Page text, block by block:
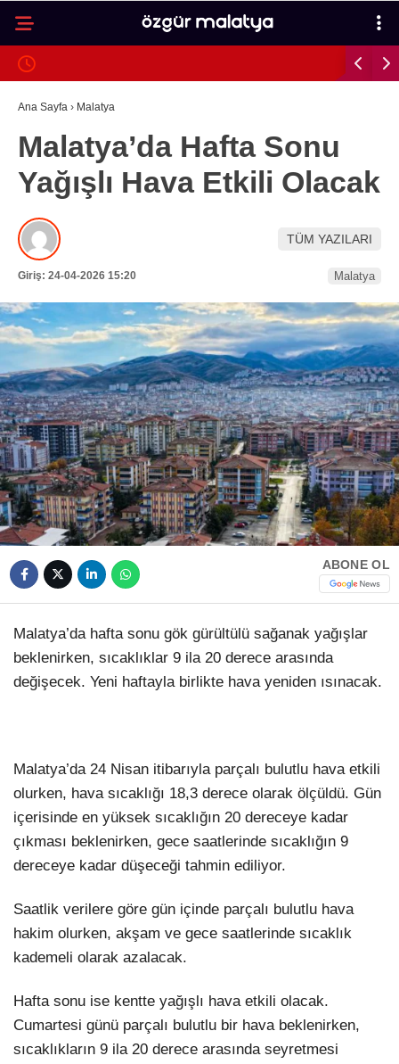
Facebook
Instagram
TikTok
Pinterest
26.9°
GALERİ
MALATYA
İLÇELER
ASAYIŞ
SPOR
POLITIKA
EKONOMI
SAĞLIK
HAVA DURUMU
NÖBETÇI ECZANELER
NAMAZ VAKITLERI
Ana Sayfa › Malatya
Malatya’da Hafta Sonu
Yağışlı Hava Etkili Olacak
TÜM YAZILARI
Giriş: 24-04-2026 15:20 Malatya
ABONE OL
Malatya’da hafta sonu gök gürültülü sağanak yağışlar
beklenirken, sıcaklıklar 9 ila 20 derece arasında
değişecek. Yeni haftayla birlikte hava yeniden ısınacak.
Malatya’da 24 Nisan itibarıyla parçalı bulutlu hava etkili
olurken, hava sıcaklığı 18,3 derece olarak ölçüldü. Gün
içerisinde en yüksek sıcaklığın 20 dereceye kadar
çıkması beklenirken, gece saatlerinde sıcaklığın 9
dereceye kadar düşeceği tahmin ediliyor.
Saatlik verilere göre gün içinde parçalı bulutlu hava
hakim olurken, akşam ve gece saatlerinde sıcaklık
kademeli olarak azalacak.
Hafta sonu ise kentte yağışlı hava etkili olacak.
Cumartesi günü parçalı bulutlu bir hava beklenirken,
sıcaklıkların 9 ila 20 derece arasında seyretmesi